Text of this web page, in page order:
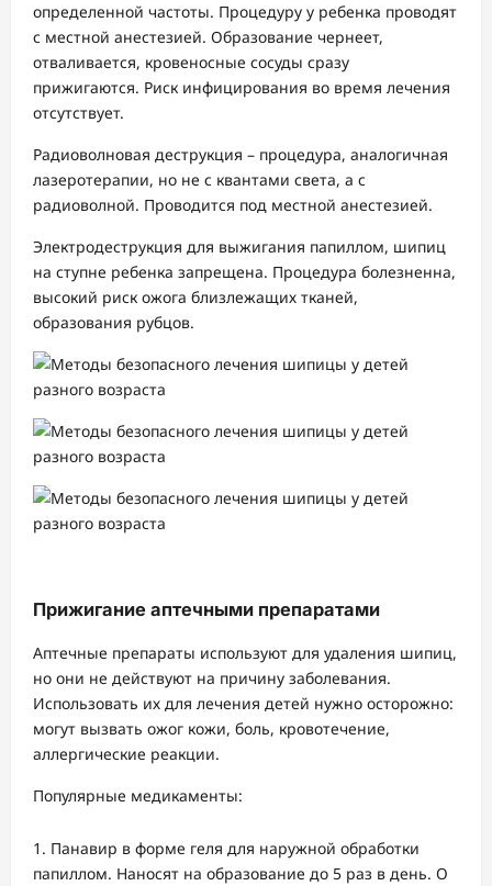
определенной частоты. Процедуру у ребенка проводят
с местной анестезией. Образование чернеет,
отваливается, кровеносные сосуды сразу
прижигаются. Риск инфицирования во время лечения
отсутствует.
Радиоволновая деструкция – процедура, аналогичная
лазеротерапии, но не с квантами света, а с
радиоволной. Проводится под местной анестезией.
Электродеструкция для выжигания папиллом, шипиц
на ступне ребенка запрещена. Процедура болезненна,
высокий риск ожога близлежащих тканей,
образования рубцов.
Прижигание аптечными препаратами
Аптечные препараты используют для удаления шипиц,
но они не действуют на причину заболевания.
Использовать их для лечения детей нужно осторожно:
могут вызвать ожог кожи, боль, кровотечение,
аллергические реакции.
Популярные медикаменты:
Панавир в форме геля для наружной обработки
папиллом. Наносят на образование до 5 раз в день. О